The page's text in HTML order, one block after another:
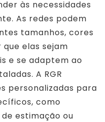
às necessidades
As redes podem
tamanhos, cores
elas sejam
e se adaptem ao
A RGR
personalizadas para
como
estimação ou